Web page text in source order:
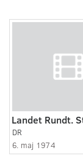
DR
6. maj 1974